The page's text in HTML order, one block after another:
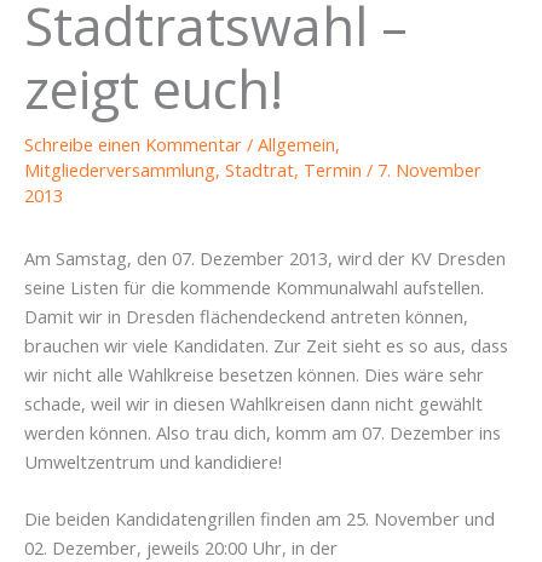
Stadtratswahl –
zeigt euch!
Schreibe einen Kommentar / Allgemein,
Mitgliederversammlung, Stadtrat, Termin / 7. November
2013
Am Samstag, den 07. Dezember 2013, wird der KV Dresden
seine Listen für die kommende Kommunalwahl aufstellen.
Damit wir in Dresden flächendeckend antreten können,
brauchen wir viele Kandidaten. Zur Zeit sieht es so aus, dass
wir nicht alle Wahlkreise besetzen können. Dies wäre sehr
schade, weil wir in diesen Wahlkreisen dann nicht gewählt
werden können. Also trau dich, komm am 07. Dezember ins
Umweltzentrum und kandidiere!
Die beiden Kandidatengrillen finden am 25. November und
02. Dezember, jeweils 20:00 Uhr, in der